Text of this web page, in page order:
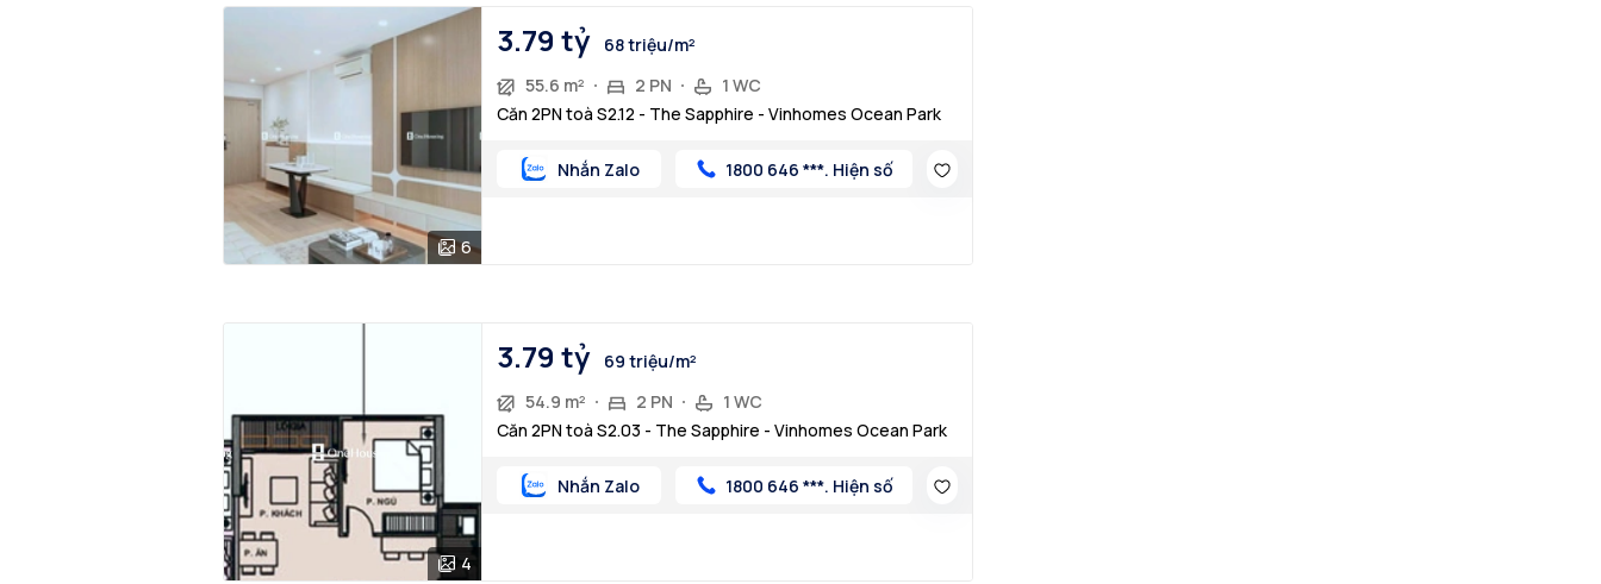
6
3.79 tỷ
68 triệu/m²
55.6 m²
2 PN
1 WC
Căn 2PN toà S2.12 - The Sapphire - Vinhomes Ocean Park
Nhắn Zalo 1800 646 ***. Hiện số
4
3.79 tỷ
69 triệu/m²
54.9 m²
2 PN
1 WC
Căn 2PN toà S2.03 - The Sapphire - Vinhomes Ocean Park
Nhắn Zalo 1800 646 ***. Hiện số